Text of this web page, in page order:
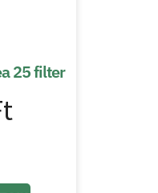
25 filter